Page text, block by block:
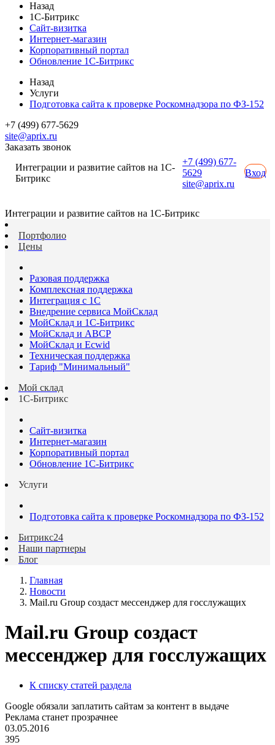
Назад
1С-Битрикс
Сайт-визитка
Интернет-магазин
Корпоративный портал
Обновление 1С-Битрикс
Назад
Услуги
Подготовка сайта к проверке Роскомнадзора по ФЗ-152
+7 (499) 677-5629
site@aprix.ru
Заказать звонок
Интеграции и развитие сайтов на 1С-
Битрикс
+7 (499) 677-
5629
site@aprix.ru
Вход
Интеграции и развитие сайтов на 1С-Битрикс
Портфолио
Цены
Разовая поддержка
Комплексная поддержка
Интеграция с 1С
Внедрение сервиса МойСклад
МойСклад и 1С-Битрикс
МойСклад и ABCP
МойСклад и Ecwid
Техническая поддержка
Тариф "Минимальный"
Мой склад
1С-Битрикс
Сайт-визитка
Интернет-магазин
Корпоративный портал
Обновление 1С-Битрикс
Услуги
Подготовка сайта к проверке Роскомнадзора по ФЗ-152
Битрикс24
Наши партнеры
Блог
Главная
Новости
Mail.ru Group создаст мессенджер для госслужащих
Mail.ru Group создаст
мессенджер для госслужащих
К списку статей раздела
Google обязали заплатить сайтам за контент в выдаче
Реклама станет прозрачнее
03.05.2016
395